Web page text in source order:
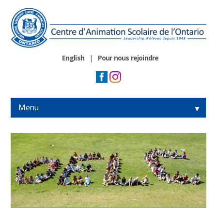
English | Pour nous rejoindre
Menu ▼
▼
▼